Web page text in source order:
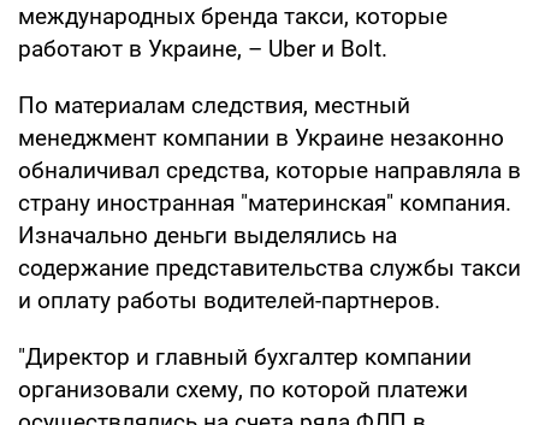
международных бренда такси, которые
работают в Украине, – Uber и Bolt.
По материалам следствия, местный
менеджмент компании в Украине незаконно
обналичивал средства, которые направляла в
страну иностранная "материнская" компания.
Изначально деньги выделялись на
содержание представительства службы такси
и оплату работы водителей-партнеров.
"Директор и главный бухгалтер компании
организовали схему, по которой платежи